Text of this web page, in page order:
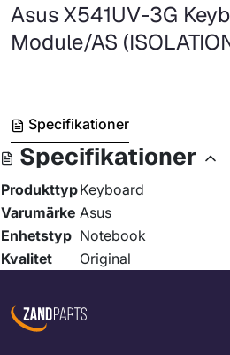
Asus X541UV-3G
Module/AS
Specifikationer
Specifikationer
ProdukttypKeyboard
Varumärke Asus
Enhetstyp Notebook
Kvalitet
Original